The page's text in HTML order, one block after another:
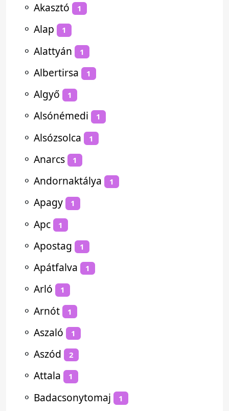
⚬ Akasztó 1
⚬ Alap 1
⚬ Alattyán 1
⚬ Albertirsa 1
⚬ Algyő 1
⚬ Alsónémedi 1
⚬ Alsózsolca 1
⚬ Anarcs 1
⚬ Andornaktálya 1
⚬ Apagy 1
⚬ Apc 1
⚬ Apostag 1
⚬ Apátfalva 1
⚬ Arló 1
⚬ Arnót 1
⚬ Aszaló 1
⚬ Aszód 2
⚬ Attala 1
⚬ Badacsonytomaj 1